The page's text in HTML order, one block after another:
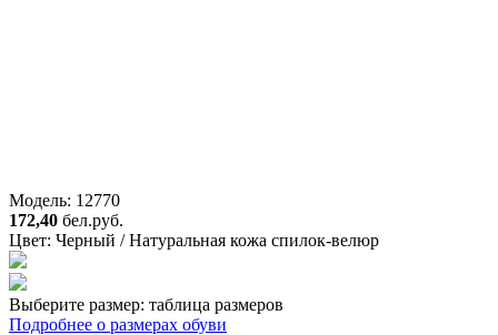
Модель: 12770
172,40 бел.руб.
Цвет: Черный / Натуральная кожа спилок-велюр
Выберите размер: таблица размеров
Подробнее о размерах обуви